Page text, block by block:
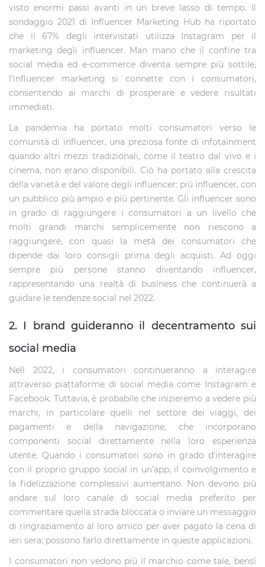
visto enormi passi avanti in un breve lasso di tempo. Il
sondaggio 2021 di Influencer Marketing Hub ha riportato
che il 67% degli intervistati utilizza Instagram per il
marketing degli influencer. Man mano che il confine tra
social media ed e-commerce diventa sempre più sottile,
l’influencer marketing si connette con i consumatori,
consentendo ai marchi di prosperare e vedere risultati
immediati.
La pandemia ha portato molti consumatori verso le
comunità di influencer, una preziosa fonte di infotainment
quando altri mezzi tradizionali, come il teatro dal vivo e i
cinema, non erano disponibili. Ciò ha portato alla crescita
della varietà e del valore degli influencer: più influencer, con
un pubblico più ampio e più pertinente. Gli influencer sono
in grado di raggiungere i consumatori a un livello che
molti grandi marchi semplicemente non riescono a
raggiungere, con quasi la metà dei consumatori che
dipende dai loro consigli prima degli acquisti. Ad oggi
sempre più persone stanno diventando influencer,
rappresentando una realtà di business che continuerà a
guidare le tendenze social nel 2022.
2. I brand guideranno il decentramento sui
social media
Nell 2022, i consumatori continueranno a interagire
attraverso piattaforme di social media come Instagram e
Facebook. Tuttavia, è probabile che inizieremo a vedere più
marchi, in particolare quelli nel settore dei viaggi, dei
pagamenti e della navigazione, che incorporano
componenti social direttamente nella loro esperienza
utente. Quando i consumatori sono in grado d’interagire
con il proprio gruppo social in un’app, il coinvolgimento e
la fidelizzazione complessivi aumentano. Non devono più
andare sul loro canale di social media preferito per
commentare quella strada bloccata o inviare un messaggio
di ringraziamento al loro amico per aver pagato la cena di
ieri sera; possono farlo direttamente in queste applicazioni.
I consumatori non vedono più il marchio come tale, bensì